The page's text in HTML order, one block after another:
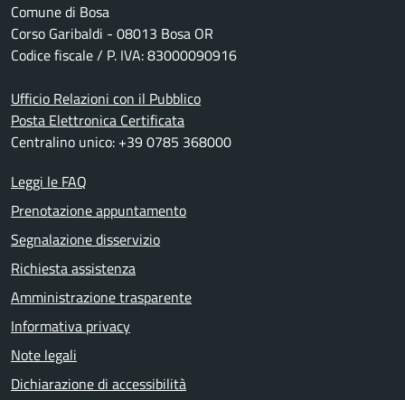
Comune di Bosa
Corso Garibaldi - 08013 Bosa OR
Codice fiscale / P. IVA: 83000090916
Ufficio Relazioni con il Pubblico
Posta Elettronica Certificata
Centralino unico: +39 0785 368000
Leggi le FAQ
Prenotazione appuntamento
Segnalazione disservizio
Richiesta assistenza
Amministrazione trasparente
Informativa privacy
Note legali
Dichiarazione di accessibilità